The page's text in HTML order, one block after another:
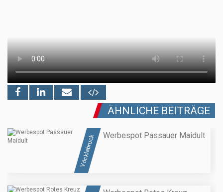
ÄHNLICHE BEITRÄGE
Vöcklabruck Werbespot Passauer Maidult